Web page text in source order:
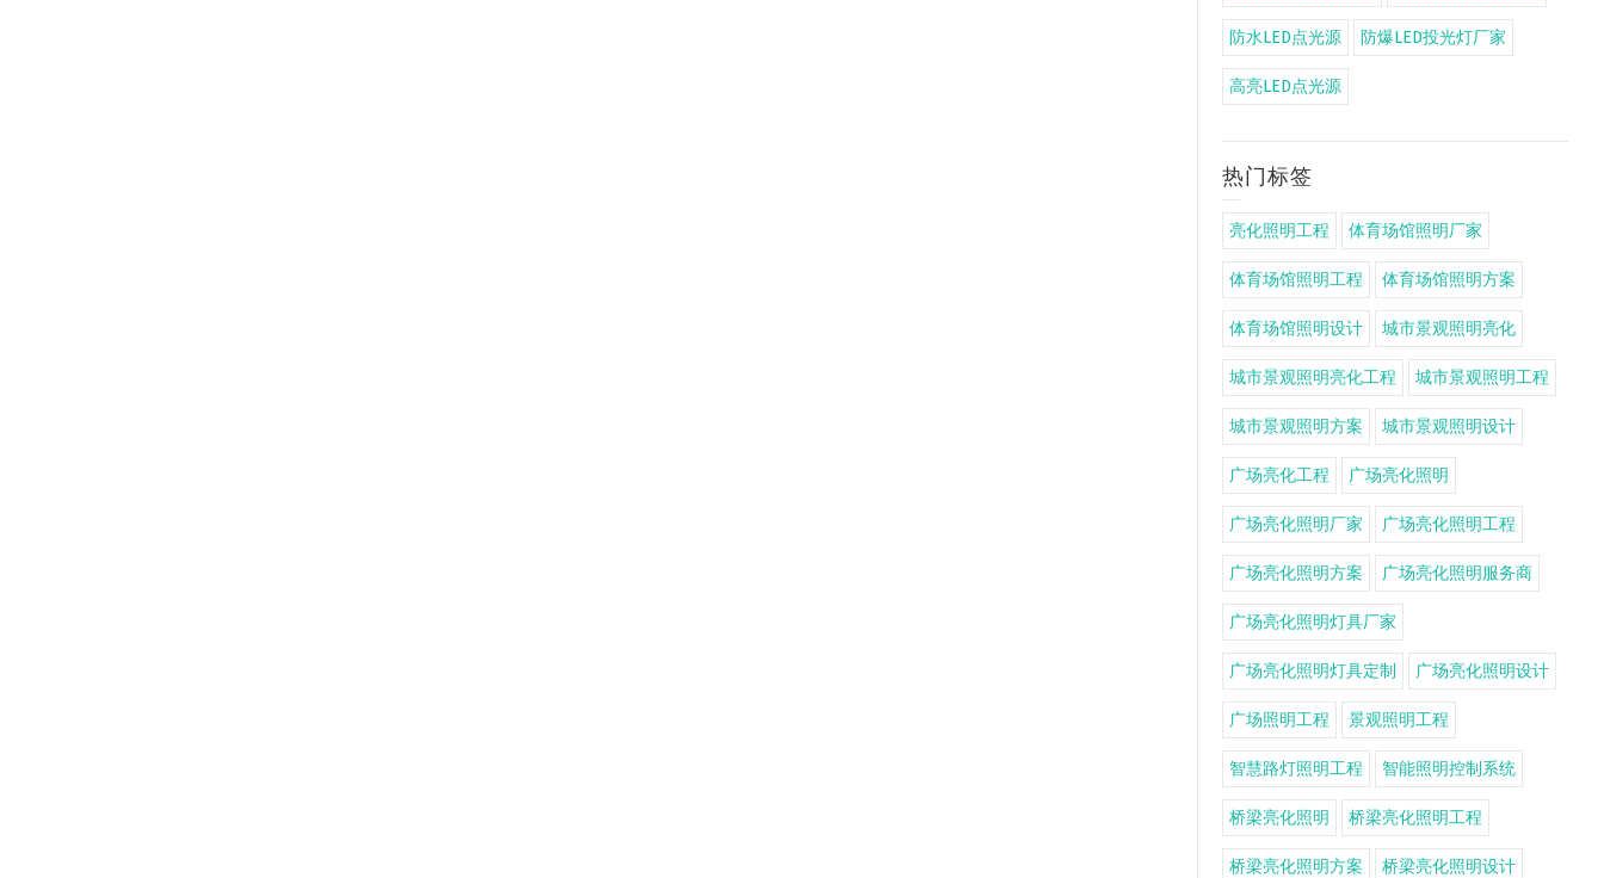
防水LED点光源 防爆LED投光灯厂家
高亮LED点光源
热门标签
亮化照明工程 体育场馆照明厂家
体育场馆照明工程 体育场馆照明方案
体育场馆照明设计 城市景观照明亮化
城市景观照明亮化工程 城市景观照明工程
城市景观照明方案 城市景观照明设计
广场亮化工程 广场亮化照明
广场亮化照明厂家 广场亮化照明工程
广场亮化照明方案 广场亮化照明服务商
广场亮化照明灯具厂家
广场亮化照明灯具定制 广场亮化照明设计
广场照明工程 景观照明工程
智慧路灯照明工程 智能照明控制系统
桥梁亮化照明 桥梁亮化照明工程
桥梁亮化照明方案 桥梁亮化照明设计